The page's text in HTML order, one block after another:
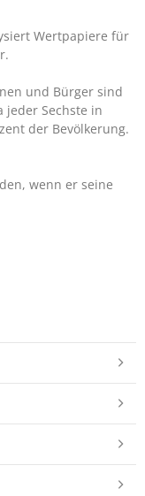
Wertpapiere für
und Bürger sind
jeder Sechste in
der Bevölkerung.
wenn er seine